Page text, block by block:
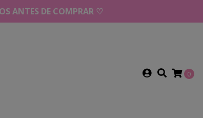
ANTES DE COMPRAR ♡
0